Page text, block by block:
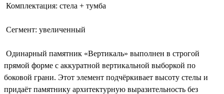
Комплектация: стела + тумба
Сегмент: увеличенный
Одинарный памятник «Вертикаль» выполнен в строгой
прямой форме с аккуратной вертикальной выборкой по
боковой грани. Этот элемент подчёркивает высоту стелы и
придаёт памятнику архитектурную выразительность без